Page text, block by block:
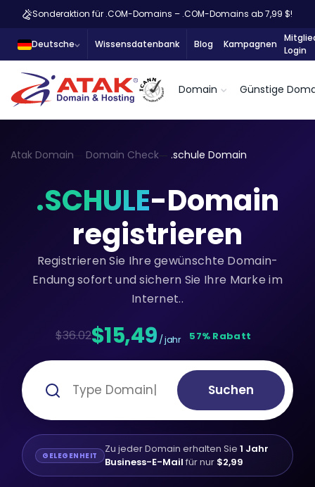
Sonderaktion für .COM-Domains – .COM-Domains ab 7,99 $!
Deutsche Wissensdatenbank Blog Kampagnen
Login
Domain Günstige
Atak Domain Domain Check .schule Domain
.SCHULE-Domain
registrieren
Registrieren Sie Ihre gewünschte Domain-
Endung sofort und sichern Sie Ihre Marke im
Internet..
$36.02$15,49 / jahr 57% Rabatt
Suchen
GELEGENHEIT Zu jeder Domain erhalten Sie 1 Jahr
Business-E-Mail für nur $2,99